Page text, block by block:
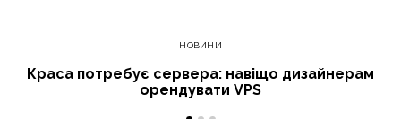
НОВИНИ
Краса потребує сервера: навіщо дизайнерам
орендувати VPS